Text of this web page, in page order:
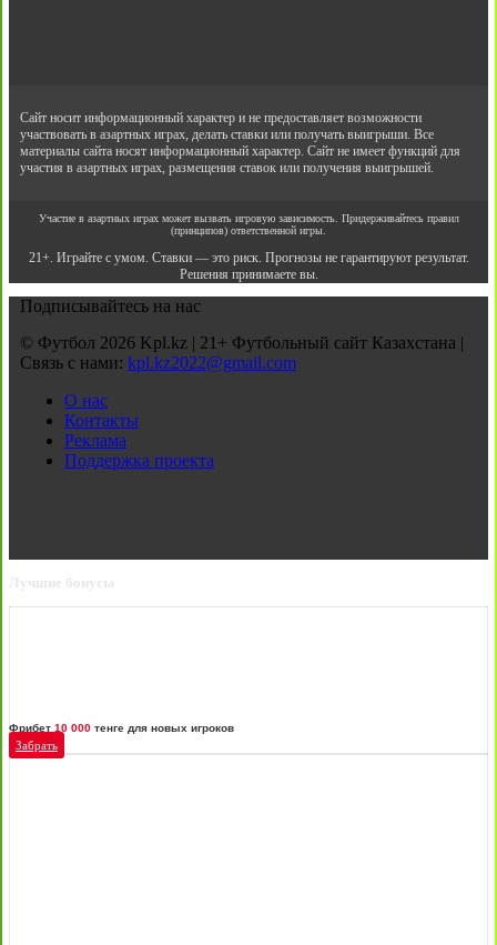
Сайт носит информационный характер и не предоставляет возможности
участвовать в азартных играх, делать ставки или получать выигрыши. Все
материалы сайта носят информационный характер. Сайт не имеет функций для
участия в азартных играх, размещения ставок или получения выигрышей.
Участие в азартных играх может вызвать игровую зависимость. Придерживайтесь правил
(принципов) ответственной игры.
21+. Играйте с умом. Ставки — это риск. Прогнозы не гарантируют результат.
Решения принимаете вы.
Подписывайтесь на нас
© Футбол 2026 Kpl.kz | 21+ Футбольный сайт Казахстана |
Связь с нами: kpl.kz2022@gmail.com
О нас
Контакты
Реклама
Поддержка проекта
Лучшие бонусы
Фрибет 10 000 тенге для новых игроков
Забрать